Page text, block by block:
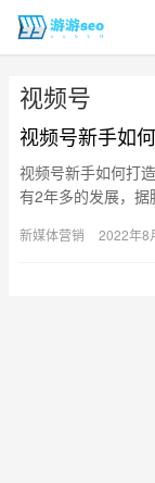
视频号
视频号新手如
视频号新手如何打
有2年多的发展，
幅…
新媒体营销 2022年8